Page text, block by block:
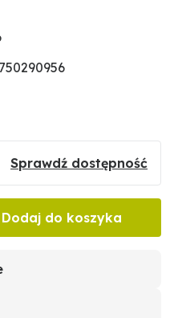
Sprawdź dostępność
Dodaj do koszyka